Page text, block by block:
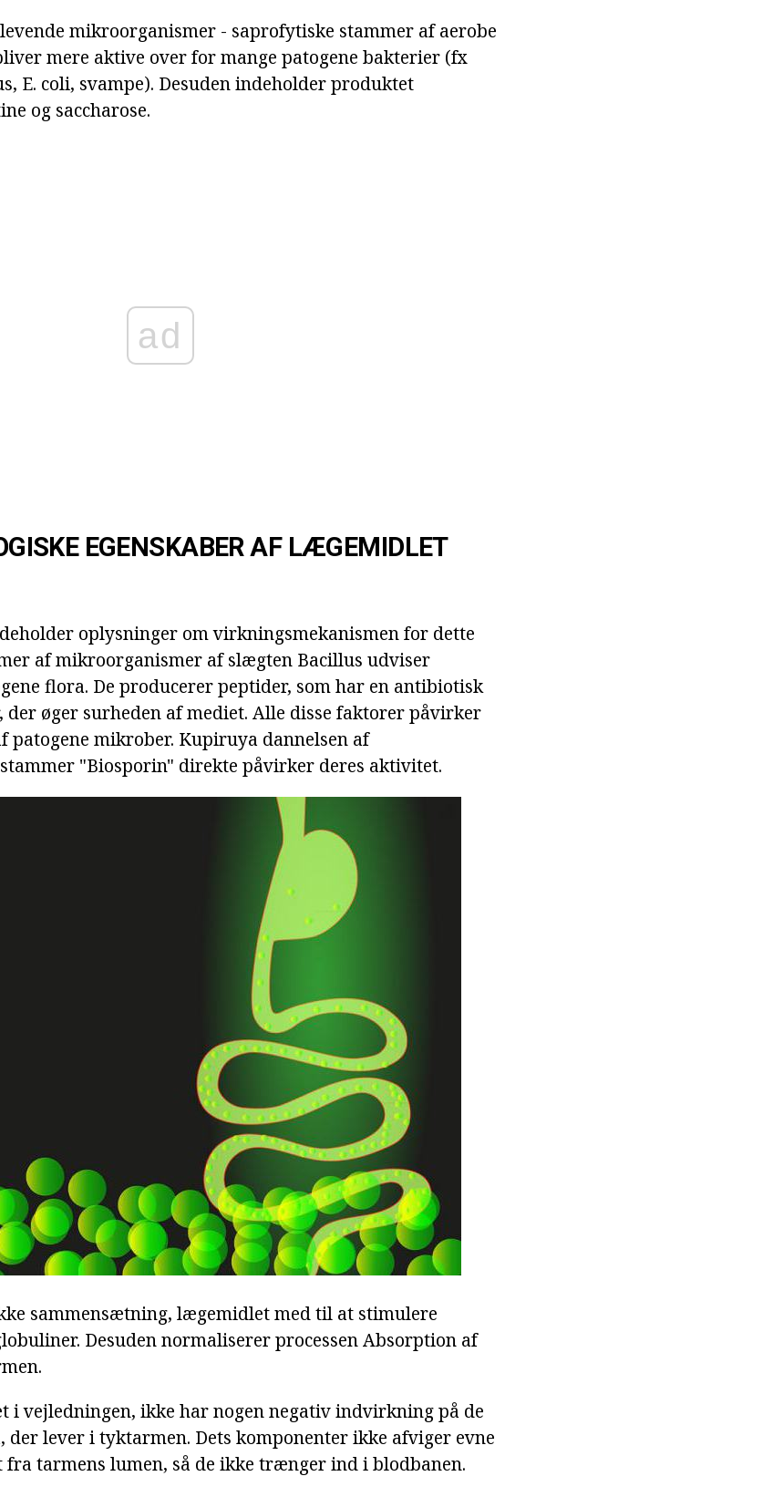
mikroorganismer - saprofytiske stammer af aerobe
mere aktive over for mange patogene bakterier (fx
E. coli, svampe). Desuden indeholder produktet
og saccharose.
ad
EGENSKABER AF LÆGEMIDLET
oplysninger om virkningsmekanismen for dette
af mikroorganismer af slægten Bacillus udviser
flora. De producerer peptider, som har en antibiotisk
der øger surheden af mediet. Alle disse faktorer påvirker
patogene mikrober. Kupiruya dannelsen af
"Biosporin" direkte påvirker deres aktivitet.
sammensætning, lægemidlet med til at stimulere
Desuden normaliserer processen Absorption af
i vejledningen, ikke har nogen negativ indvirkning på de
der lever i tyktarmen. Dets komponenter ikke afviger evne
tarmens lumen, så de ikke trænger ind i blodbanen.